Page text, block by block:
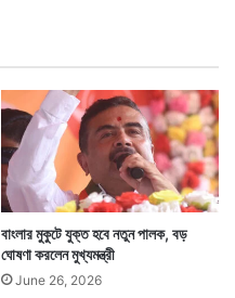
বাংলার মুকুটে যুক্ত হবে নতুন পালক, বড়
ঘোষণা করলেন মুখ্যমন্ত্রী
June 26, 2026